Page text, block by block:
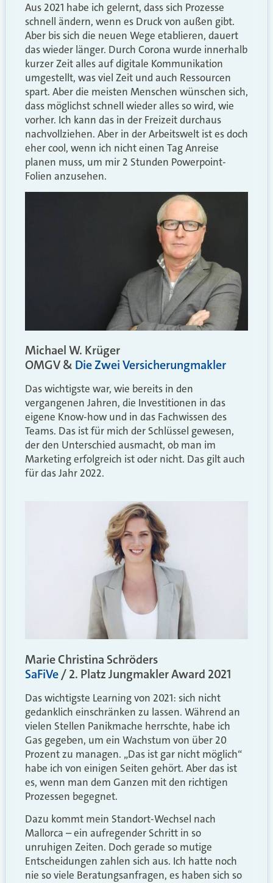
Aus 2021 habe ich gelernt, dass sich Prozesse
schnell ändern, wenn es Druck von außen gibt.
Aber bis sich die neuen Wege etablieren, dauert
das wieder länger. Durch Corona wurde innerhalb
kurzer Zeit alles auf digitale Kommunikation
umgestellt, was viel Zeit und auch Ressourcen
spart. Aber die meisten Menschen wünschen sich,
dass möglichst schnell wieder alles so wird, wie
vorher. Ich kann das in der Freizeit durchaus
nachvollziehen. Aber in der Arbeitswelt ist es doch
eher cool, wenn ich nicht einen Tag Anreise
planen muss, um mir 2 Stunden Powerpoint-
Folien anzusehen.
Michael W. Krüger
OMGV & Die Zwei Versicherungmakler
Das wichtigste war, wie bereits in den
vergangenen Jahren, die Investitionen in das
eigene Know-how und in das Fachwissen des
Teams. Das ist für mich der Schlüssel gewesen,
der den Unterschied ausmacht, ob man im
Marketing erfolgreich ist oder nicht. Das gilt auch
für das Jahr 2022.
Marie Christina Schröders
SaFiVe/ 2. Platz Jungmakler Award 2021
Das wichtigste Learning von 2021: sich nicht
gedanklich einschränken zu lassen. Während an
vielen Stellen Panikmache herrschte, habe ich
Gas gegeben, um ein Wachstum von über 20
Prozent zu managen. „Das ist gar nicht möglich“
habe ich von einigen Seiten gehört. Aber das ist
es, wenn man dem Ganzen mit den richtigen
Prozessen begegnet.
Dazu kommt mein Standort-Wechsel nach
Mallorca – ein aufregender Schritt in so
unruhigen Zeiten. Doch gerade so mutige
Entscheidungen zahlen sich aus. Ich hatte noch
nie so viele Beratungsanfragen, es haben sich so